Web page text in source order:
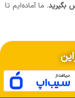
بگیرید. ما آماده‌ایم تا